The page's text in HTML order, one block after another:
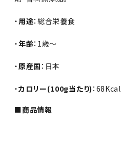
・ 用途：総合栄養食
・年齢：1歳～
・原産国 ：日本
・カロリー(100g当たり) ：68Kcal
■商品情報